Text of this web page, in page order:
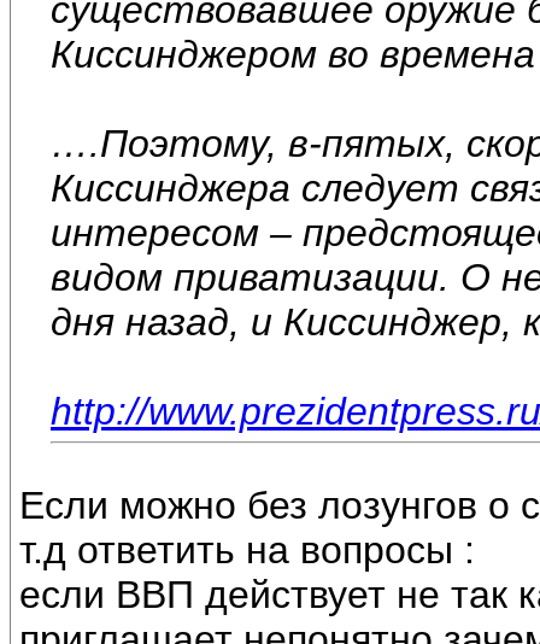
существовавшее оружие
Киссинджером во
….Поэтому, в-пятых,
Киссинджера следует
интересом –
видом приватизации. О
дня назад, и Киссинджер,
http://
Если можно без лозунгов о
т.д ответить на вопросы :
если ВВП действует не так